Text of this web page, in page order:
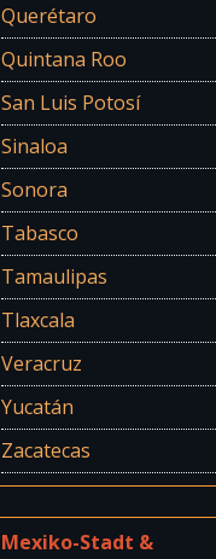
Querétaro
Quintana Roo
San Luis Potosí
Sinaloa
Sonora
Tabasco
Tamaulipas
Tlaxcala
Veracruz
Yucatán
Zacatecas
Mexiko-Stadt &